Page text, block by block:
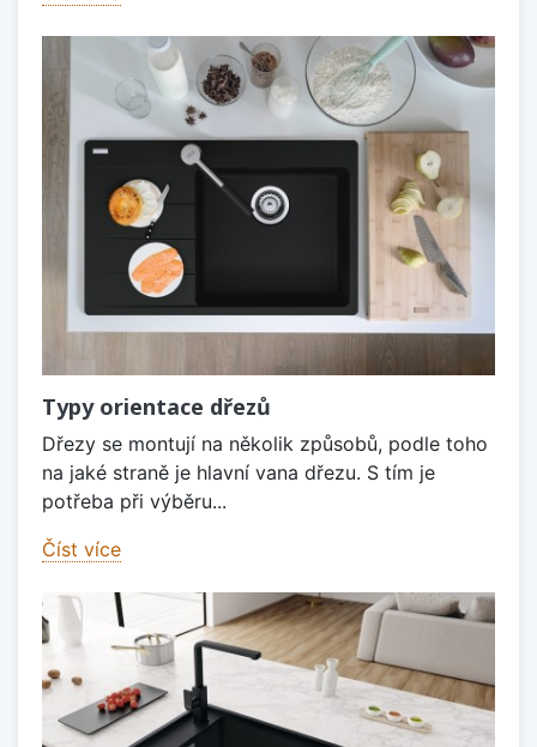
Typy orientace dřezů
Dřezy se montují na několik způsobů, podle toho
na jaké straně je hlavní vana dřezu. S tím je
potřeba při výběru...
Číst více